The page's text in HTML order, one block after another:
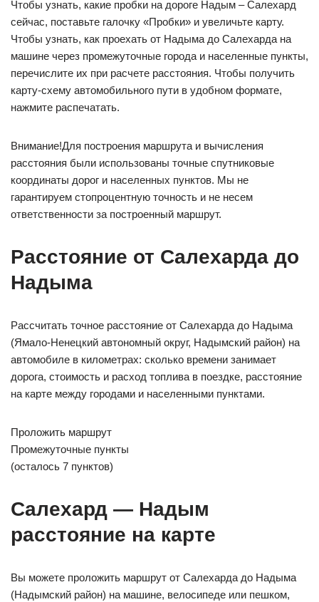
Чтобы узнать, какие пробки на дороге Надым – Салехард
сейчас, поставьте галочку «Пробки» и увеличьте карту.
Чтобы узнать, как проехать от Надыма до Салехарда на
машине через промежуточные города и населенные пункты,
перечислите их при расчете расстояния. Чтобы получить
карту-схему автомобильного пути в удобном формате,
нажмите распечатать.
Внимание!Для построения маршрута и вычисления
расстояния были использованы точные спутниковые
координаты дорог и населенных пунктов. Мы не
гарантируем стопроцентную точность и не несем
ответственности за построенный маршрут.
Расстояние от Салехарда до
Надыма
Рассчитать точное расстояние от Салехарда до Надыма
(Ямало-Ненецкий автономный округ, Надымский район) на
автомобиле в километрах: сколько времени занимает
дорога, стоимость и расход топлива в поездке, расстояние
на карте между городами и населенными пунктами.
Проложить маршрут
Промежуточные пункты
(осталось 7 пунктов)
Салехард — Надым
расстояние на карте
Вы можете проложить маршрут от Салехарда до Надыма
(Надымский район) на машине, велосипеде или пешком,